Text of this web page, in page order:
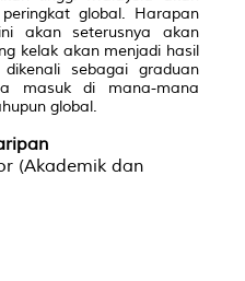
global. Harapan
akan seterusnya akan
kelak akan menjadi hasil
sebagai graduan
masuk di mana-mana
global.
(Akademik dan